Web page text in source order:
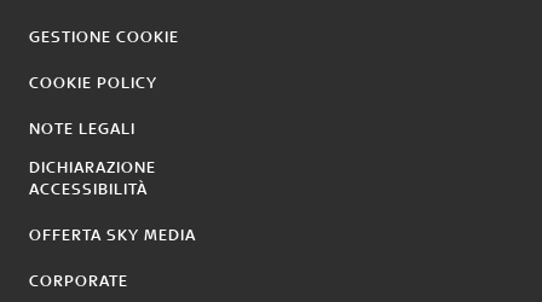
GESTIONE COOKIE
COOKIE POLICY
NOTE LEGALI
DICHIARAZIONE
ACCESSIBILITÀ
OFFERTA SKY MEDIA
CORPORATE